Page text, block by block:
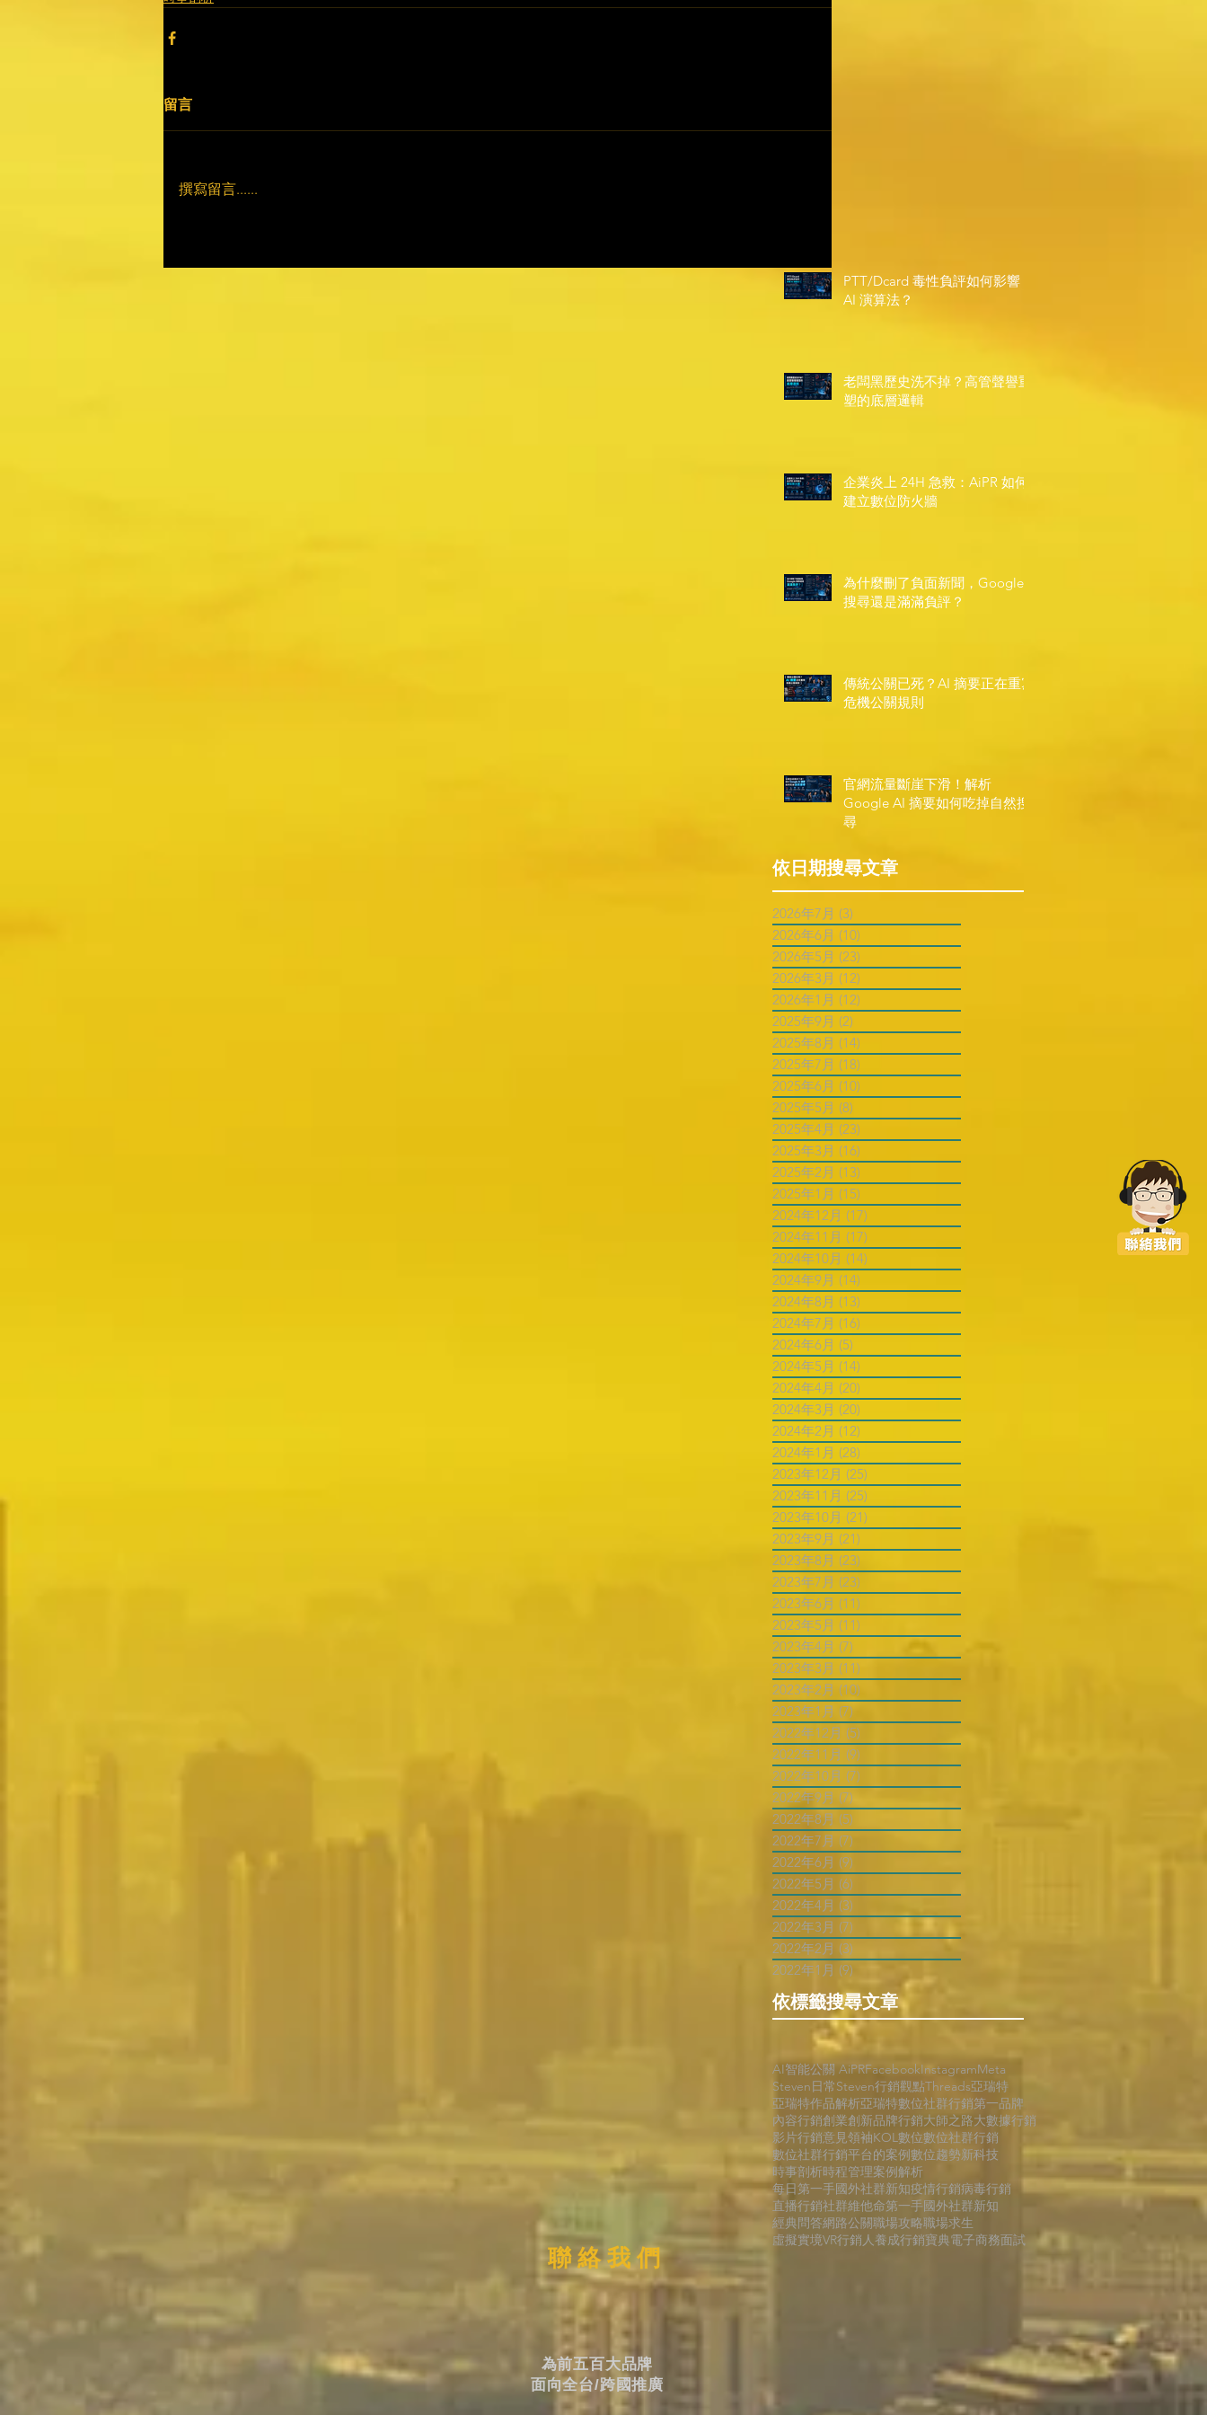
留言
撰寫留言......
PTT/Dcard 毒性負評如何影響
AI 演算法？
老闆黑歷史洗不掉？高管聲譽重
塑的底層邏輯
企業炎上 24H 急救：AiPR 如何
建立數位防火牆
為什麼刪了負面新聞，Google
搜尋還是滿滿負評？
傳統公關已死？AI 摘要正在重寫
危機公關規則
官網流量斷崖下滑！解析
Google AI 摘要如何吃掉自然搜
尋
依日期搜尋文章
2026年7月 (3)
2026年6月 (10)
2026年5月 (23)
2026年3月 (12)
2026年1月 (12)
2025年9月 (2)
2025年8月 (14)
2025年7月 (18)
2025年6月 (10)
2025年5月 (8)
2025年4月 (23)
2025年3月 (16)
2025年2月 (13)
2025年1月 (15)
2024年12月 (17)
2024年11月 (17)
2024年10月 (14)
2024年9月 (14)
2024年8月 (13)
2024年7月 (16)
2024年6月 (5)
2024年5月 (14)
2024年4月 (20)
2024年3月 (20)
2024年2月 (12)
2024年1月 (28)
2023年12月 (25)
2023年11月 (25)
2023年10月 (21)
2023年9月 (21)
2023年8月 (23)
2023年7月 (23)
2023年6月 (11)
2023年5月 (11)
2023年4月 (7)
2023年3月 (11)
2023年2月 (10)
2023年1月 (7)
2022年12月 (5)
2022年11月 (9)
2022年10月 (7)
2022年9月 (7)
2022年8月 (5)
2022年7月 (7)
2022年6月 (9)
2022年5月 (6)
2022年4月 (3)
2022年3月 (7)
2022年2月 (3)
2022年1月 (9)
依標籤搜尋文章
AI智能公關 AiPRFacebookInstagramMeta
Steven日常Steven行銷觀點Threads亞瑞特
亞瑞特作品解析亞瑞特數位社群行銷第一品牌
內容行銷創業創新品牌行銷大師之路大數據行銷
影片行銷意見領袖KOL數位數位社群行銷
數位社群行銷平台的案例數位趨勢新科技
時事剖析時程管理案例解析
每日第一手國外社群新知疫情行銷病毒行銷
直播行銷社群維他命第一手國外社群新知
經典問答網路公關職場攻略職場求生
虛擬實境VR行銷人養成行銷寶典電子商務面試
聯 絡 我 們
為前五百大品牌
面向全台/跨國推廣